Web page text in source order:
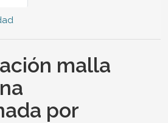
malla
por